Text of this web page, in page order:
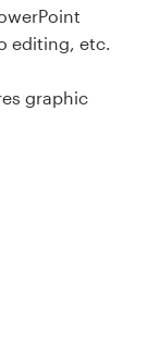
editing, etc.
graphic